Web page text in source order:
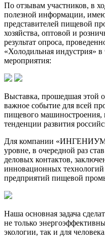
По отзывам участников, в
полезной информации,
представителей пищевой
хозяйства, оптовой и
результат опроса,
«Холодильная индустрия» в
мероприятия:
Выставка, прошедшая этой
важное событие для всей
пищевого машиностроения,
тенденции развития
Для компании
уровне, в очередной раз
деловых контактов,
инновационных технологий
предприятий пищевой
Наша основная задача
не только
экологии, так и для